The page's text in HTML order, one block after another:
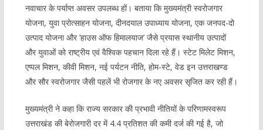
नवाचार के पर्याप्त अवसर उपलब्ध हों। बताया कि मुख्यमंत्री स्वरोजगार
योजना, युवा प्रोत्साहन योजना, दीनदयाल उपाध्याय योजना, एक जनपद-दो
उत्पाद योजना और ’हाउस ऑफ हिमालयाज’ जैसे प्रयास स्थानीय उत्पादों
और युवाओं को राष्ट्रीय एवं वैश्विक पहचान दिला रहे हैं। स्टेट मिलेट मिशन,
एप्पल मिशन, कीवी मिशन, नई पर्यटन नीति, होम-स्टे, वेड इन उत्तराखण्ड
और सौर स्वरोजगार जैसी पहलें भी रोजगार के नए अवसर सृजित कर रही हैं।
मुख्यमंत्री ने कहा कि राज्य सरकार की प्रभावी नीतियों के परिणामस्वरूप
उत्तराखंड की बेरोजगारी दर में 4.4 प्रतिशत की कमी दर्ज की गई है, जो